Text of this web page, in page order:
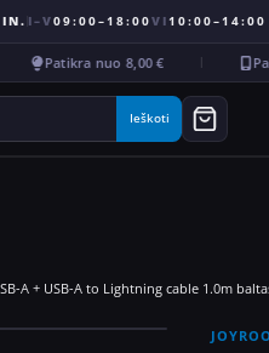
I–V09:00–18:00VI10:00–14:00
Patikra nuo 8,00 €
Ieškoti
A + USB-A to Lightning cable 1.0m